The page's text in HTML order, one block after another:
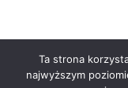
Ta strona
najwyższym